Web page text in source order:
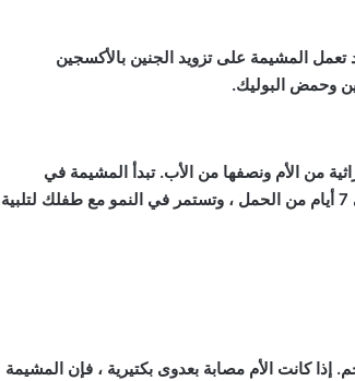
المشيمة على تزويد الجنين بالأكسجين
وحمض البوليك.
من الأم ونصفها من الأب. تبدأ المشيمة في
التكون مباشرة بعد زرع البويضة المخصبة في جدار الرحم بعد حوالي 6 إلى 7 أيام من الحمل ، وتستمر في النمو مع طفلك لتلبية
كانت الأم مصابة بعدوى بكتيرية ، فإن المشيمة